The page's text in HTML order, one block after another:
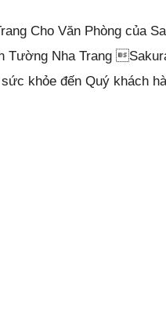
Cho Văn Phòng của
Tường Nha Trang
khỏe đến Quý khách